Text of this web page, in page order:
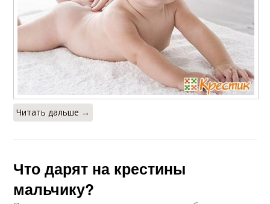
Читать дальше →
Что дарят на крестины
мальчику?